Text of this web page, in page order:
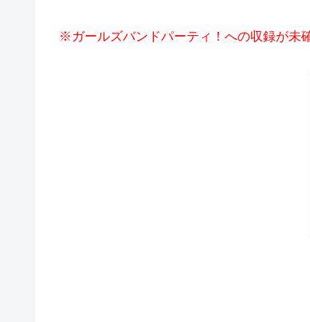
※ガールズバンドパーティ！への収録が未